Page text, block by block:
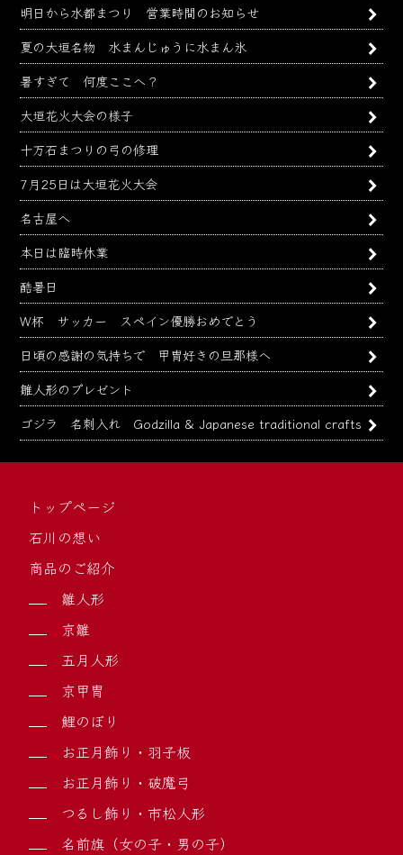
明日から水都まつり 営業時間のお知らせ
夏の大垣名物 水まんじゅうに水まん氷
暑すぎて 何度ここへ？
大垣花火大会の様子
十万石まつりの弓の修理
7月25日は大垣花火大会
名古屋へ
本日は臨時休業
酷暑日
W杯 サッカー スペイン優勝おめでとう
日頃の感謝の気持ちで 甲冑好きの旦那様へ
雛人形のプレゼント
ゴジラ 名刺入れ Godzilla & Japanese traditional crafts
トップページ
石川の想い
商品のご紹介
雛人形
京雛
五月人形
京甲冑
鯉のぼり
お正月飾り・羽子板
お正月飾り・破魔弓
つるし飾り・市松人形
名前旗（女の子・男の子）